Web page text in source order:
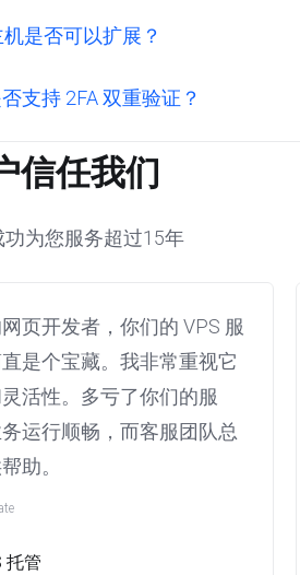
机是否可以扩展？
支持 2FA 双重验证？
信任我们
为您服务超过15年
页开发者，你们的 VPS 服
是个宝藏。我非常重视它
活性。多亏了你们的服
运行顺畅，而客服团队总
助。
托管